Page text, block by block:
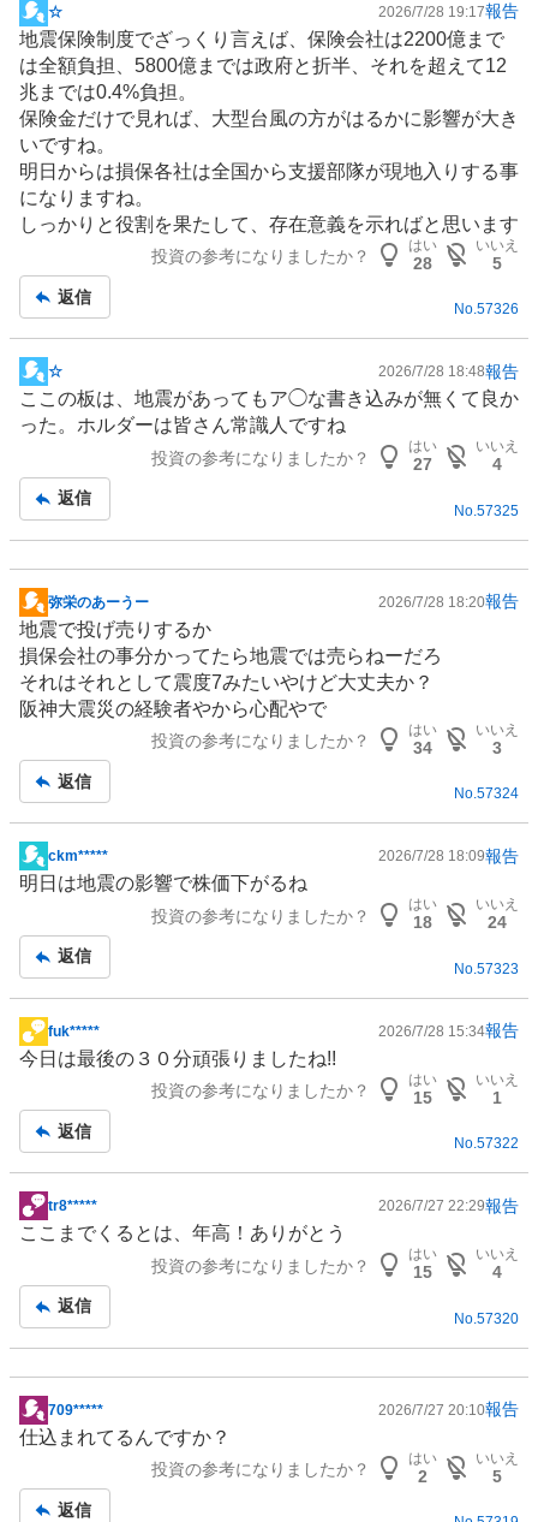
掲
示
板
記
事
☆ 2026/7/28 19:17報告
地震保険制度でざっくり言えば、保険会社は2200億まで
は全額負担、5800億までは政府と折半、それを超えて12
兆までは0.4%負担。
保険金だけで見れば、大型台風の方がはるかに影響が大き
いですね。
明日からは損保各社は全国から支援部隊が現地入りする事
になりますね。
しっかりと役割を果たして、存在意義を示ればと思います
投資の参考になりましたか？
はい
28
いいえ
5
返信
No.57326
掲
示
板
☆ 2026/7/28 18:48報告
ここの板は、地震があってもア◯な書き込みが無くて良か
った。ホルダーは皆さん常識人ですね
投資の参考になりましたか？
はい
27
いいえ
4
返信
No. 57325
掲
示
板
記
事
弥栄のあーうー 2026/7/28 18:20報告
地震で投げ売りするか
損保会社の事分かってたら地震では売らねーだろ
それはそれとして震度7みたいやけど大丈夫か？
阪神大震災の経験者やから心配やで
投資の参考になりましたか？
はい
34
いいえ
3
返信
No.57324
掲
示
事
ckm***** 2026/7/28 18:09報告
明日は地震の影響で株価下がるね
投資の参考になりましたか？
はい
18
いいえ
24
返信
No. 57323
掲
示
事
fuk***** 2026/7/28 15:34報告
今日は最後の３０分頑張りましたね!!
投資の参考になりましたか？
はい
15
いいえ
1
返信
No.57322
掲
示
事
tr8***** 2026/7/27 22:29報告
ここまでくるとは、年高！ありがとう
投資の参考になりましたか？
はい
15
いいえ
4
返信
No. 57320
掲
示
709***** 2026/7/27 20:10報告
仕込まれてるんですか？
投資の参考になりましたか？
はい
2
いいえ
5
返信